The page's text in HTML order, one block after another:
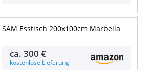
SAM Esstisch 200x100cm Marbella
ca.300 €
kostenlose Lieferung